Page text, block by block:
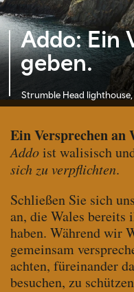
Addo: Ein
geben.
Strumble Head
Ein Versprechen an
Addoist walisisch
sich zu verpflichten.
Schließen Sie sich
an, die Wales bereits
haben. Während wir
gemeinsam
achten, füreinander
besuchen, zu